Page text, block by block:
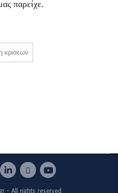
παρείχε.
κρισεων
- All rights reserved